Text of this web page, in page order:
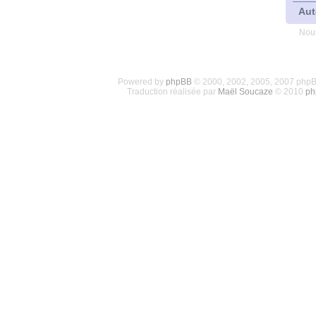
Powered by phpBB© 2000, 2002, 2005, 2007
Traduction réalisée par Maël Soucaze © 2010